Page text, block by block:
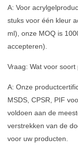
A: Voor
stuks voor één kleur
ml), onze MOQ is
accepteren).
Vraag: Wat voor
A: Onze
MSDS, CPSR, PIF
voldoen aan de
verstrekken van de
voor uw producten.